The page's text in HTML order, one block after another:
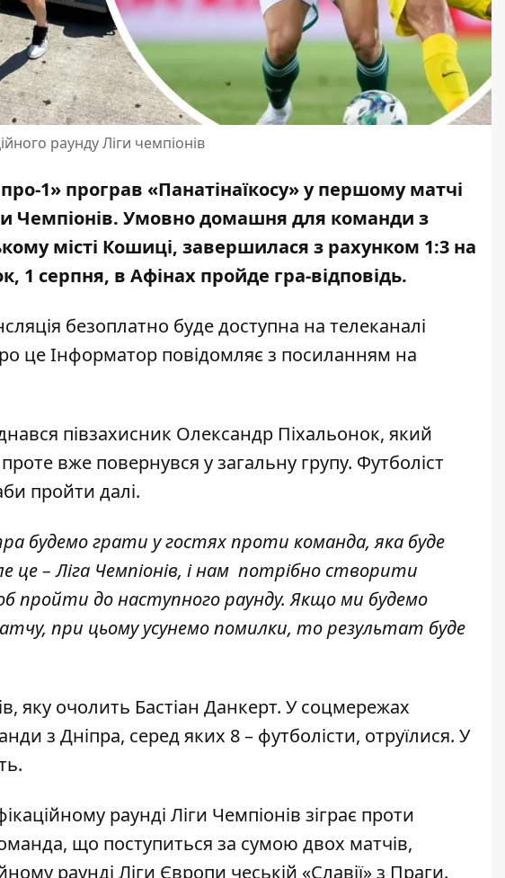
раунду Ліги чемпіонів
1» програв «Панатінаїкосу» у першому матчі
Чемпіонів. Умовно домашня для команди з
місті Кошиці, завершилася з рахунком 1:3 на
1 серпня, в Афінах пройде гра-відповідь.
безоплатно буде доступна на телеканалі
це Інформатор повідомляє з посиланням на
півзахисник Олександр Піхальонок, який
вже повернувся у загальну групу. Футболіст
пройти далі.
будемо грати у гостях проти команда, яка буде
це – Ліга Чемпіонів, і нам потрібно створити
пройти до наступного раунду. Якщо ми будемо
при цьому усунемо помилки, то результат буде
яку очолить Бастіан Данкерт. У соцмережах
з Дніпра, серед яких 8 – футболісти, отруїлися. У
раунді Ліги Чемпіонів зіграє проти
що поступиться за сумою двох матчів,
раунді Ліги Європи чеській «Славії» з Праги.